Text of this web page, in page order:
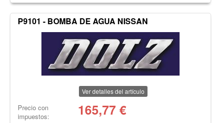
P9101 - BOMBA DE AGUA NISSAN
Ver detalles del artículo
Precio con
impuestos:
165,77€